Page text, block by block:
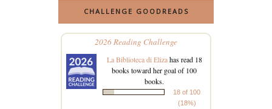
CHALLENGE GOODREADS
2026 Reading Challenge
La Biblioteca di Elizahas read 18
books toward her goal of 100
books.
18 of 100
(18%)